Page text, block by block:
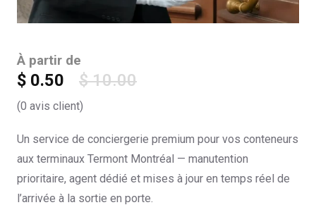
À partir de
$ 0.50 $10.00
(0 avis client)
Un service de conciergerie premium pour vos conteneurs
aux terminaux Termont Montréal — manutention
prioritaire, agent dédié et mises à jour en temps réel de
l’arrivée à la sortie en porte.